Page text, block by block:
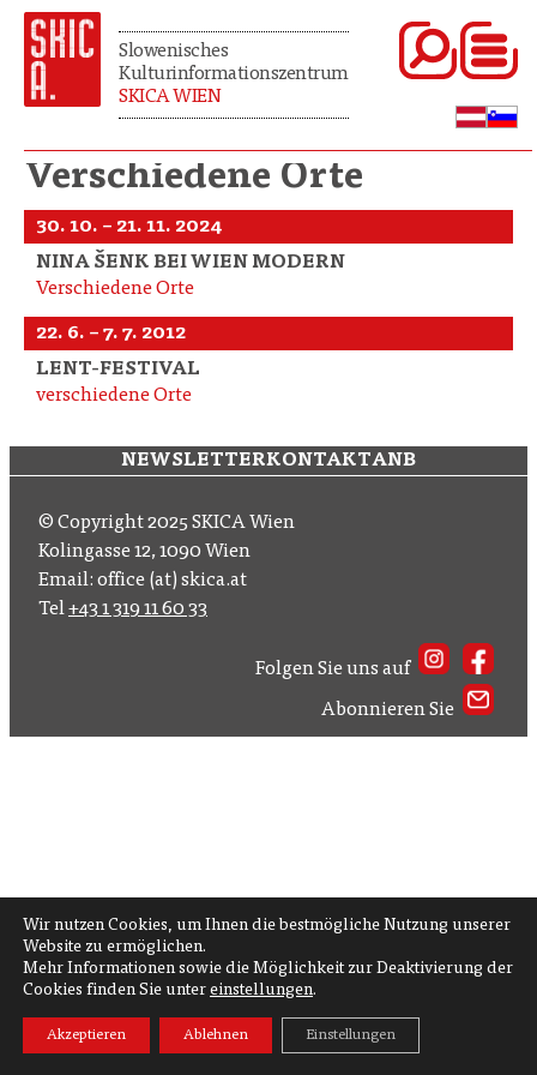
Slowenisches
Kulturinformationszentrum
SKICA WIEN
Verschiedene Orte
30. 10. – 21. 11. 2024
NINA ŠENK BEI WIEN MODERN
Verschiedene Orte
22. 6. – 7. 7. 2012
LENT-FESTIVAL
verschiedene Orte
Wir nutzen Cookies, um Ihnen die bestmögliche Nutzung unserer
Website zu ermöglichen.
Mehr Informationen sowie die Möglichkeit zur Deaktivierung der
Cookies finden Sie unter einstellungen.
Akzeptieren Ablehnen Einstellungen
NEWSLETTERKONTAKTANB
© Copyright 2025 SKICA Wien
Kolingasse 12, 1090 Wien
Email: office (at) skica.at
Tel+43 1 319 11 60 33
Folgen Sie uns auf
Abonnieren Sie